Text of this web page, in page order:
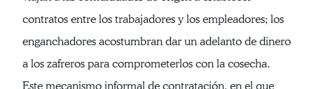
contratos entre los trabajadores y los empleadores; los
enganchadores acostumbran dar un adelanto de dinero
a los zafreros para comprometerlos con la cosecha.
Este mecanismo informal de contratación, en el que